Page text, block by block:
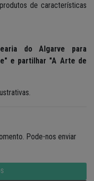
de características
do Algarve para
e partilhar "A Arte de
Pode-nos enviar